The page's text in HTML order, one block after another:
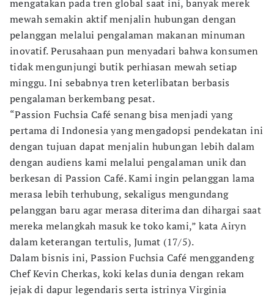
mengatakan pada tren global saat ini, banyak merek
mewah semakin aktif menjalin hubungan dengan
pelanggan melalui pengalaman makanan minuman
inovatif. Perusahaan pun menyadari bahwa konsumen
tidak mengunjungi butik perhiasan mewah setiap
minggu. Ini sebabnya tren keterlibatan berbasis
pengalaman berkembang pesat.
“Passion Fuchsia Café senang bisa menjadi yang
pertama di Indonesia yang mengadopsi pendekatan ini
dengan tujuan dapat menjalin hubungan lebih dalam
dengan audiens kami melalui pengalaman unik dan
berkesan di Passion Café. Kami ingin pelanggan lama
merasa lebih terhubung, sekaligus mengundang
pelanggan baru agar merasa diterima dan dihargai saat
mereka melangkah masuk ke toko kami,” kata Airyn
dalam keterangan tertulis, Jumat (17/5).
Dalam bisnis ini, Passion Fuchsia Café menggandeng
Chef Kevin Cherkas, koki kelas dunia dengan rekam
jejak di dapur legendaris serta istrinya Virginia